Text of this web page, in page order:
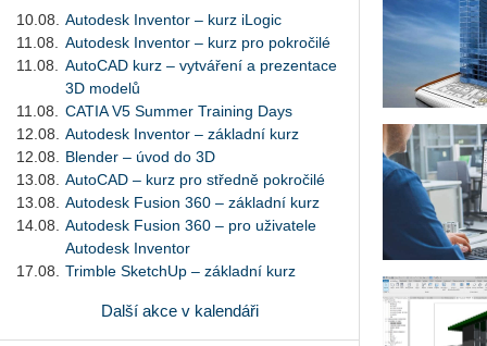
10.08.
Autodesk Inventor – kurz iLogic
11.08.
Autodesk Inventor – kurz pro pokročilé
11.08.
AutoCAD kurz – vytváření a prezentace
3D modelů
11.08.
CATIA V5 Summer Training Days
12.08.
Autodesk Inventor – základní kurz
12.08.
Blender – úvod do 3D
13.08.
AutoCAD – kurz pro středně pokročilé
13.08.
Autodesk Fusion 360 – základní kurz
14.08.
Autodesk Fusion 360 – pro uživatele
Autodesk Inventor
17.08.
Trimble SketchUp – základní kurz
Další akce v kalendáři